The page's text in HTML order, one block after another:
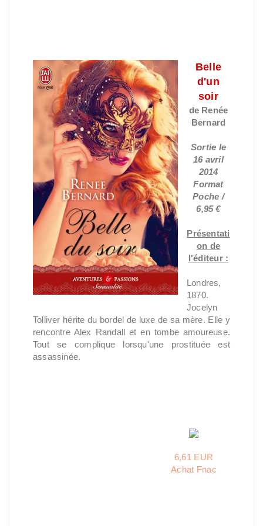
Belle
d'un
soir
de Renée
Bernard
Sortie le
16 avril
2014
Format
Poche /
6,95 €
Présentati
on de
l'éditeur :
Londres,
1870.
Jocelyn
Tolliver hérite du bordel de luxe de sa mère. Elle y
rencontre Alex Randall et en tombe amoureuse.
Tout se complique lorsqu'une prostituée est
assassinée.
6,61 EUR
Achat Fnac